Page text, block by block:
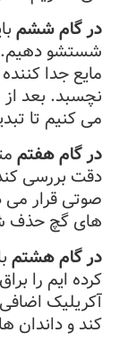
در گام ششم
شستشو دهیم.
مایع جدا
نچسبد. بعد از
می کنیم تا
در گام هفتم
دقت بررسی
صوتی قرار می
های گچ حذف
در گام هشتم
کرده ایم را
آکریلیک
کند و داندان